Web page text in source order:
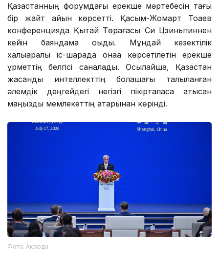
Қазақстанның форумдағы ерекше мәртебесін тағы
бір жайт айқын көрсетті. Қасым-Жомарт Тоқаев
конференцияда Қытай Төрағасы Си Цзиньпиннен
кейін баяндама оқыды. Мұндай кезектілік
халықаралық іс-шарада қонаққа көрсетілетін ерекше
құрметтің белгісі саналады. Осылайша, Қазақстан
жасанды интеллекттің болашағы талқыланған
әлемдік деңгейдегі негізгі пікірталасқа қатысқан
маңызды мемлекеттің қатарынан көрінді.
Фото: Ақорда